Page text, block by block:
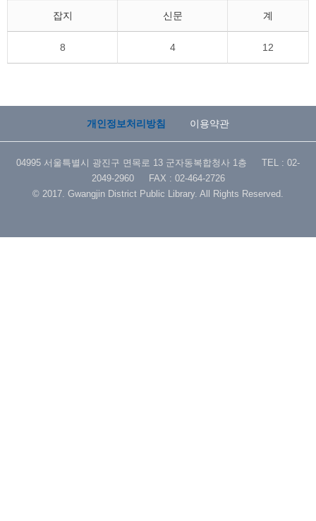
잡지 신문 계
8 4 12
개인정보처리방침 이용약관
04995 서울특별시 광진구 면목로 13 군자동복합청사 1층 TEL : 02-
2049-2960 FAX : 02-464-2726
© 2017. Gwangjin District Public Library. All Rights Reserved.